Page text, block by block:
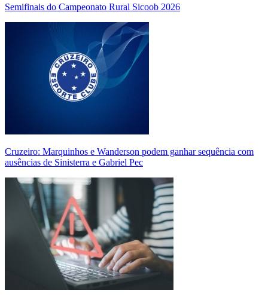
Semifinais do Campeonato Rural Sicoob 2026
Cruzeiro: Marquinhos e Wanderson podem ganhar sequência com
ausências de Sinisterra e Gabriel Pec